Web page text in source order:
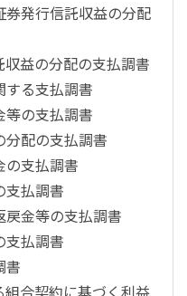
発行信託収益の分配
益の分配の支払調書
する支払調書
等の支払調書
分配の支払調書
の支払調書
支払調書
金等の支払調書
支払調書
書